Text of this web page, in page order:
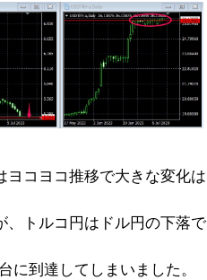
ヨコヨコ推移で大きな変化は
、トルコ円はドル円の下落で
に到達してしまいました。